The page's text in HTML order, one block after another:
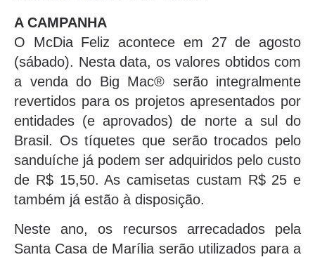
A CAMPANHA
O McDia Feliz acontece em 27 de agosto
(sábado). Nesta data, os valores obtidos com
a venda do Big Mac® serão integralmente
revertidos para os projetos apresentados por
entidades (e aprovados) de norte a sul do
Brasil. Os tíquetes que serão trocados pelo
sanduíche já podem ser adquiridos pelo custo
de R$ 15,50. As camisetas custam R$ 25 e
também já estão à disposição.
Neste ano, os recursos arrecadados pela
Santa Casa de Marília serão utilizados para a